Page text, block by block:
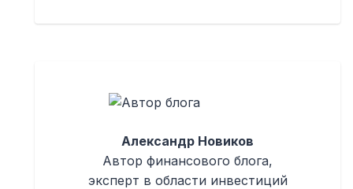
Александр Новиков
Автор финансового блога,
эксперт в области инвестиций